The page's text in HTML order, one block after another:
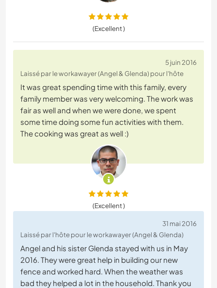
(Excellent )
5 juin 2016
Laissé par le workawayer (Angel & Glenda) pour l'hôte
It was great spending time with this family, every
family member was very welcoming. The work was
fair as well and when we were done, we spent
some time doing some fun activities with them.
The cooking was great as well :)
(Excellent )
31 mai 2016
Laissé par l'hôte pour le workawayer (Angel & Glenda)
Angel and his sister Glenda stayed with us in May
2016. They were great help in building our new
fence and worked hard. When the weather was
bad they helped a lot in the household. Thank you